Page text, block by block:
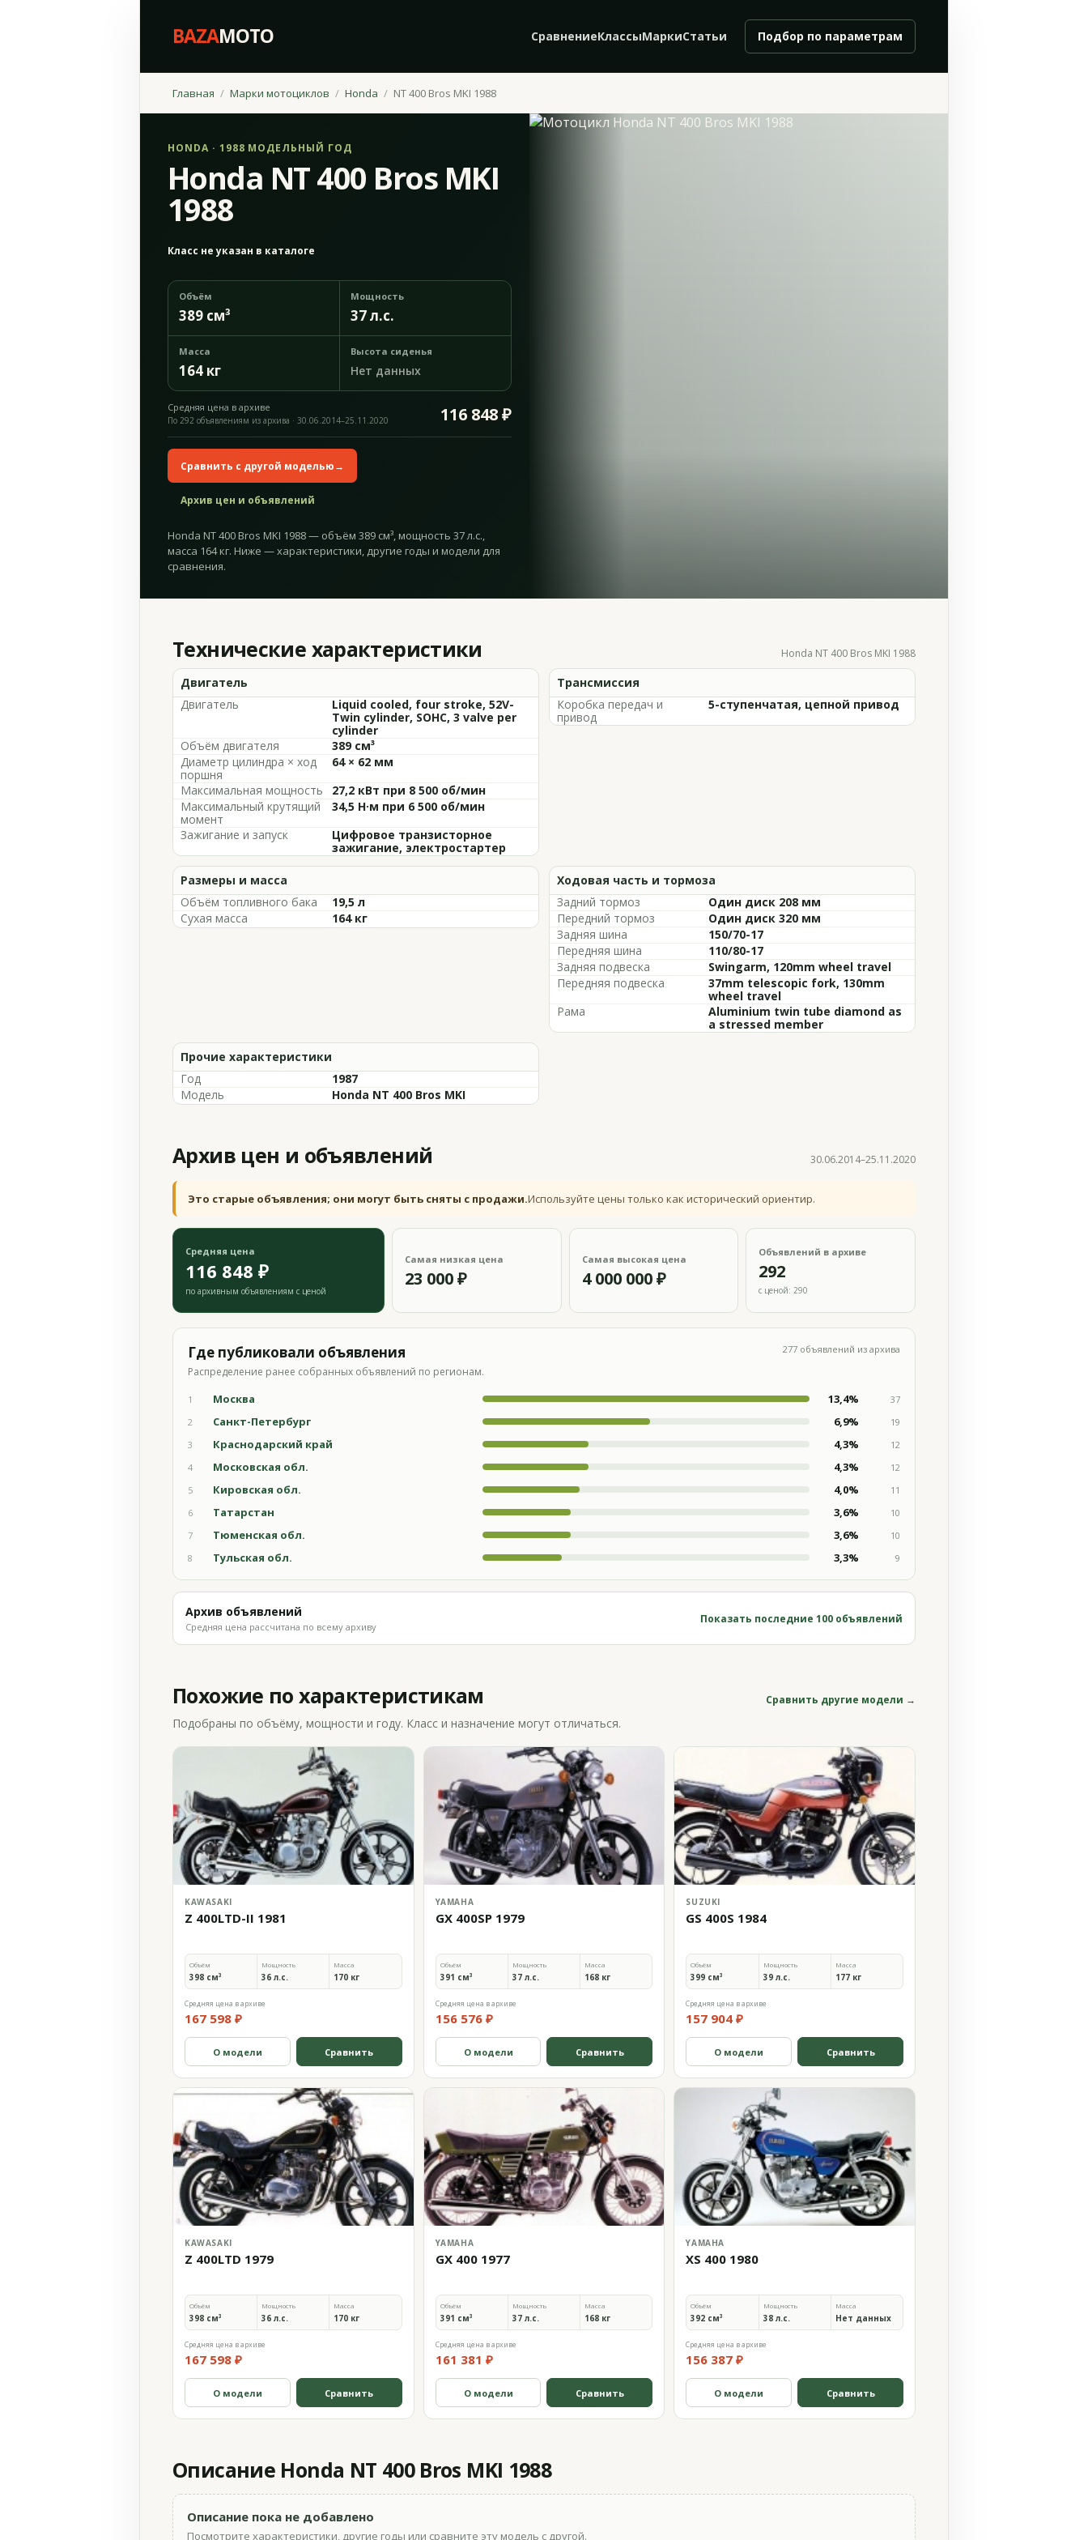
BAZAMOTO СравнениеКлассыМаркиСтатьи Подбор по параметрам
Главная Марки мотоциклов Honda NT 400 Bros MKI 1988
HONDA · 1988 МОДЕЛЬНЫЙ ГОД
Honda NT 400 Bros MKI
1988
Класс не указан в каталоге
Объём
389 см³
Мощность
37 л.с.
Масса
164 кг
Высота сиденья
Нет данных
Средняя цена в архиве 116 848 ₽
По 292 объявлениям из архива · 30.06.2014–25.11.2020
Сравнить с другой моделью→
Архив цен и объявлений
Honda NT 400 Bros MKI 1988 — объём 389 см³, мощность 37 л.с.,
масса 164 кг. Ниже — характеристики, другие годы и модели для
сравнения.
Технические характеристики Honda NT 400 Bros MKI 1988
Двигатель
Двигатель
Liquid cooled, four stroke, 52V-
Twin cylinder, SOHC, 3 valve per
cylinder
Объём двигателя
389 см³
Диаметр цилиндра × ход
поршня
64 × 62 мм
Максимальная мощность
27,2 кВт при 8 500 об/мин
Максимальный крутящий
момент
34,5 Н·м при 6 500 об/мин
Зажигание и запуск
Цифровое транзисторное
зажигание, электростартер
Трансмиссия
Коробка передач и
привод
5-ступенчатая, цепной привод
Размеры и масса
Объём топливного бака
19,5 л
Сухая масса
164 кг
Ходовая часть и тормоза
Задний тормоз
Один диск 208 мм
Передний тормоз
Один диск 320 мм
Задняя шина
150/70-17
Передняя шина
110/80-17
Задняя подвеска
Swingarm, 120mm wheel travel
Передняя подвеска
37mm telescopic fork, 130mm
wheel travel
Рама
Aluminium twin tube diamond as
a stressed member
Прочие характеристики
Год
1987
Модель
Honda NT 400 Bros MKI
Архив цен и объявлений 30.06.2014–25.11.2020
Это старые объявления; они могут быть сняты с продажи.Используйте цены только как исторический ориентир.
Средняя цена
116 848 ₽
по архивным объявлениям с ценой
Самая низкая цена
23 000 ₽
Самая высокая цена
4 000 000 ₽
Объявлений в архиве
292
с ценой: 290
Где публиковали объявления
Распределение ранее собранных объявлений по регионам.
277 объявлений из архива
1 Москва 13,4%
37
2
Санкт-Петербург 6,9%
19
3
Краснодарский край 4,3%
12
4
Московская обл. 4,3%
12
5
Кировская обл. 4,0%
11
6
Татарстан 3,6%
10
7
Тюменская обл. 3,6%
10
8
Тульская обл. 3,3% 9
Архив объявлений
Средняя цена рассчитана по всему архиву
Показать последние 100 объявлений
Похожие по характеристикам Сравнить другие модели →
Подобраны по объёму, мощности и году. Класс и назначение могут отличаться.
KAWASAKI
Z 400LTD-II 1981
Объём
398 см³
Мощность
36 л.с.
Масса
170 кг
Средняя цена в архиве
167 598 ₽
О модели Сравнить
YAMAHA
GX 400SP 1979
Объём
391 см³
Мощность
37 л.с.
Масса
168 кг
Средняя цена в архиве
156 576 ₽
О модели Сравнить
SUZUKI
GS 400S 1984
Объём
399 см³
Мощность
39 л.с.
Масса
177 кг
Средняя цена в архиве
157 904 ₽
О модели Сравнить
KAWASAKI
Z 400LTD 1979
Объём
398 см³
Мощность
36 л.с.
Масса
170 кг
Средняя цена в архиве
167 598 ₽
О модели Сравнить
YAMAHA
GX 400 1977
Объём
391 см³
Мощность
37 л.с.
Масса
168 кг
Средняя цена в архиве
161 381 ₽
О модели Сравнить
YAMAHA
XS 400 1980
Объём
392 см³
Мощность
38 л.с.
Масса
Нет данных
Средняя цена в архиве
156 387 ₽
О модели Сравнить
Описание Honda NT 400 Bros MKI 1988
Описание пока не добавлено
Посмотрите характеристики, другие годы или сравните эту модель с другой.